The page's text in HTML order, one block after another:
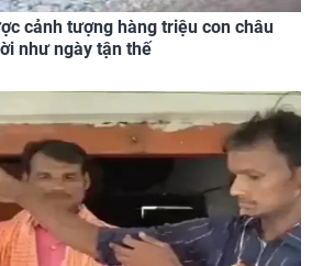
cảnh tượng hàng triệu con châu
như ngày tận thế